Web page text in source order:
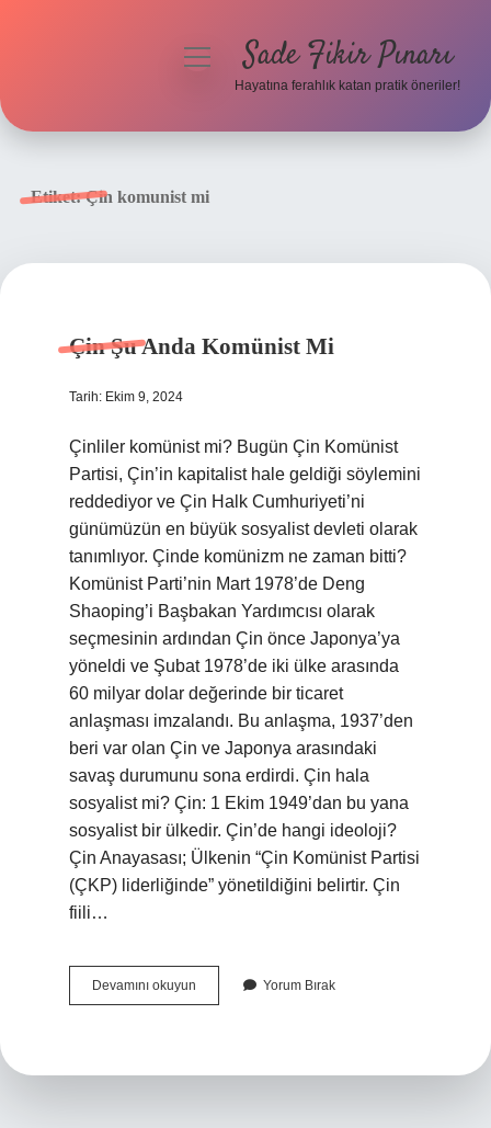
menüyüSade Fikir Pınarı
Hayatına ferahlık katan pratik öneriler!
Etiket:Çin komunist mi
Çin Şu Anda Komünist Mi
Tarih: Ekim 9, 2024
Çinliler komünist mi? Bugün Çin Komünist
Partisi, Çin’in kapitalist hale geldiği söylemini
reddediyor ve Çin Halk Cumhuriyeti’ni
günümüzün en büyük sosyalist devleti olarak
tanımlıyor. Çinde komünizm ne zaman bitti?
Komünist Parti’nin Mart 1978’de Deng
Shaoping’i Başbakan Yardımcısı olarak
seçmesinin ardından Çin önce Japonya’ya
yöneldi ve Şubat 1978’de iki ülke arasında
60 milyar dolar değerinde bir ticaret
anlaşması imzalandı. Bu anlaşma, 1937’den
beri var olan Çin ve Japonya arasındaki
savaş durumunu sona erdirdi. Çin hala
sosyalist mi? Çin: 1 Ekim 1949’dan bu yana
sosyalist bir ülkedir. Çin’de hangi ideoloji?
Çin Anayasası; Ülkenin “Çin Komünist Partisi
(ÇKP) liderliğinde” yönetildiğini belirtir. Çin
fiili…
Devamını okuyun
Şu
Yorum Bırak